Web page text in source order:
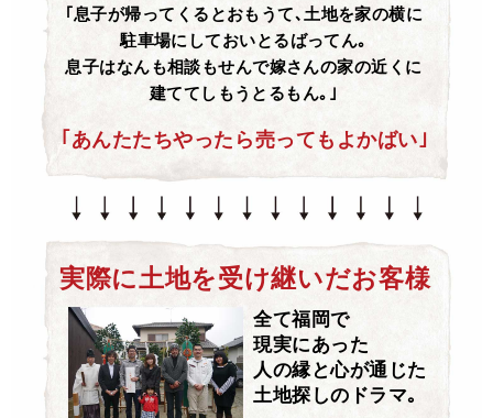
｢息子が帰ってくるとおもうて､土地を家の横に
駐車場にしておいとるばってん｡
息子はなんも相談もせんで嫁さんの家の近くに
建ててしもうとるもん｡｣
｢あんたたちやったら売ってもよかばい｣
実際に土地を受け継いだお客様
全て福岡で
現実にあった
人の縁と心が通じた
土地探しのドラマ｡